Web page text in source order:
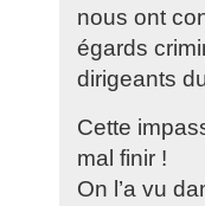
nous ont
égards
dirigeants
Cette
mal finir !
On l’a vu